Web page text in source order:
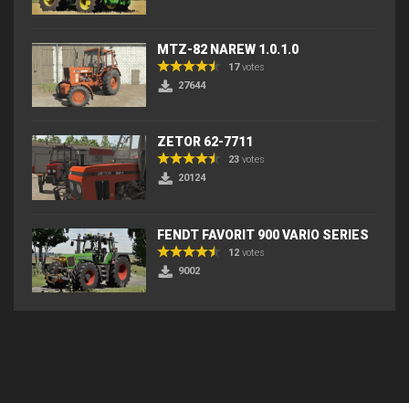
MTZ-82 NAREW 1.0.1.0
17votes
27644
ZETOR 62-7711
23 votes
20124
FENDT FAVORIT 900 VARIO SERIES
12 votes
9002